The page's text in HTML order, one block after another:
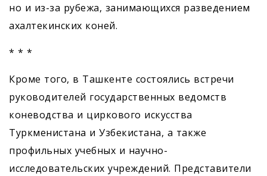
но и из-за рубежа, занимающихся разведением
ахалтекинских коней.
* * *
Кроме того, в Ташкенте состоялись встречи
руководителей государственных ведомств
коневодства и циркового искусства
Туркменистана и Узбекистана, а также
профильных учебных и научно-
исследовательских учреждений. Представители